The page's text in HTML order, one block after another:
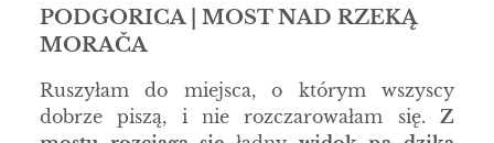
PODGORICA | MOST NAD RZEKĄ
MORAČA
Ruszyłam do miejsca, o którym wszyscy
dobrze piszą, i nie rozczarowałam się. Z